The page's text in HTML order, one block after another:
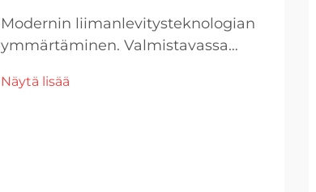
Modernin liimanlevitysteknologian
ymmärtäminen. Valmistavassa
huomattavia edistysaskelia
Näytä lisää